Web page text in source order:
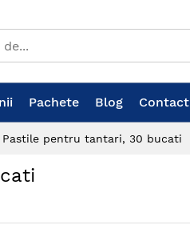
Pachete Blog Contact
Pastile pentru tantari, 30 bucati